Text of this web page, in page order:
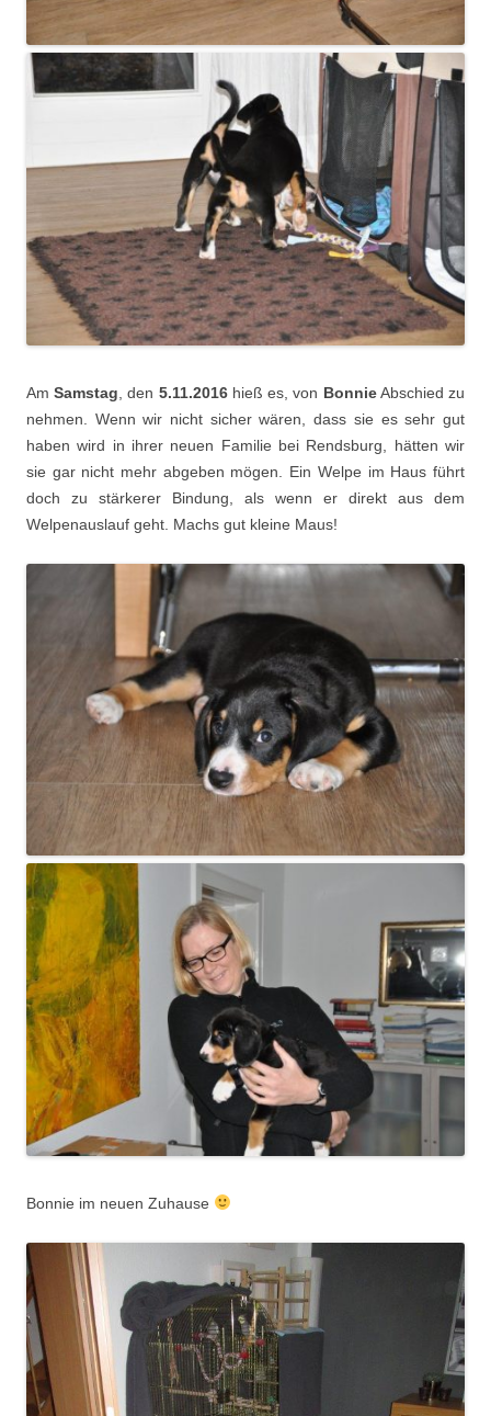
AmSamstag , den 5.11.2016hieß es, von BonnieAbschied zu
nehmen. Wenn wir nicht sicher wären, dass sie es sehr gut
haben wird in ihrer neuen Familie bei Rendsburg, hätten wir
sie gar nicht mehr abgeben mögen. Ein Welpe im Haus führt
doch zu stärkerer Bindung, als wenn er direkt aus dem
Welpenauslauf geht. Machs gut kleine Maus!
Bonnie im neuen Zuhause